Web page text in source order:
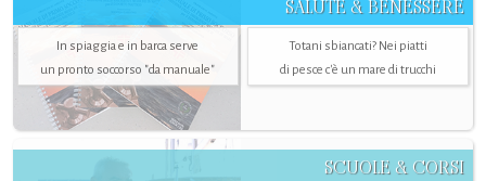
SALUTE & BENESSERE
In spiaggia e in barca serve
un pronto soccorso "da manuale"
Totani sbiancati? Nei piatti
di pesce c'è un mare di trucchi
SCUOLE & CORSI